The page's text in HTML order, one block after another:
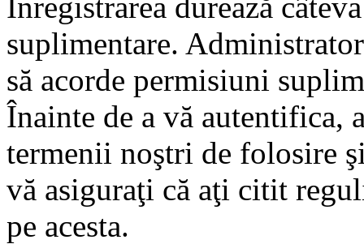
suplimentare.
să acorde permisiuni
Înainte de a vă autentifica,
termenii noştri de folosire
vă asiguraţi că aţi citit
pe acesta.